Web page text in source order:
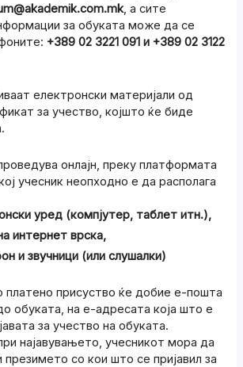
, а сите
за обуката може да се
+389 02 3221 091 и +389 02 3122
електронски материјали од
за учество, којшто ќе биде
онлајн, преку платформата
учесник неопходно е да располага
уред (компјутер, таблет итн.),
интернет врска,
и звучници (или слушалки)
платено присуство ќе добие е-пошта
обуката, на е-адресата која што е
за учество на обуката.
најавувањето, учесникот мора да
презимето со кои што се пријавил за